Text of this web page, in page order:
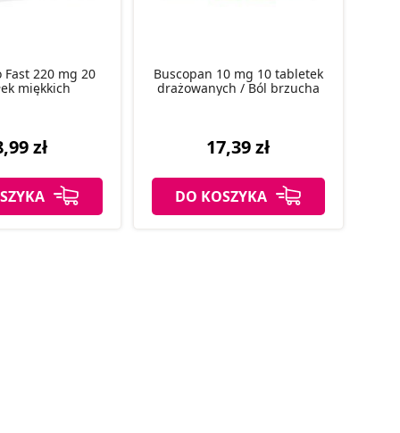
220 mg 20
miękkich
zł
Buscopan 10 mg 10 tabletek
drażowanych / Ból brzucha
17,39 zł
DO KOSZYKA